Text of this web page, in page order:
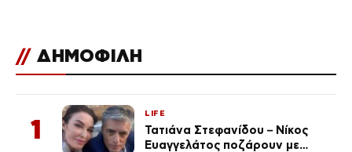
// ΔΗΜΟΦΙΛΗ
1
LIFE
Τατιάνα Στεφανίδου – Νίκος
Ευαγγελάτος ποζάρουν με